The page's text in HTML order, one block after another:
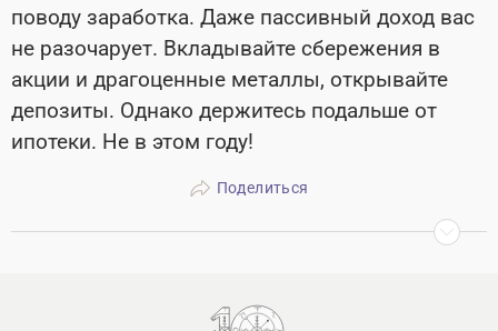
поводу заработка. Даже пассивный доход вас
не разочарует. Вкладывайте сбережения в
акции и драгоценные металлы, открывайте
депозиты. Однако держитесь подальше от
ипотеки. Не в этом году!
Поделиться